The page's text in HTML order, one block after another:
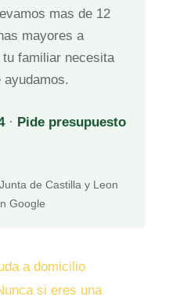
mas de 12
mayores a
familiar necesita
ayudamos.
· Pide presupuesto
de Castilla y Leon
Google
a domicilio
si eres una